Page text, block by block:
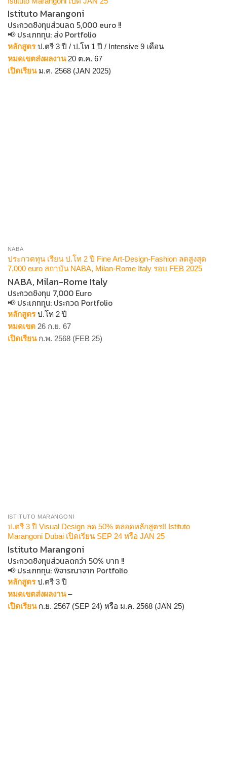
Istituto Marangoni
ประกวดชิงทุนส่วนลด 5,000 euro !!
📢 ประเภททุน: ส่ง Portfolio
หลักสูตรป.ตรี 3 ปี / ป.โท 1 ปี / Intensive 9 เดือน
หมดเขตส่งผลงาน 20 ต.ค. 67
เปิดเรียนม.ค. 2568 (JAN 2025)
NABA
ประกวดทุน เรียน ป.โท 2 ปี Fine Art-Design-Fashion ลดสูงสุด
7,000 euro สถาบัน NABA, Milan-Rome Italy รอบ FEB 2025
NABA, Milan-Rome Italy
ประกวดชิงทุน 7,000 Euro
📢 ประเภททุน​: ประกวด Portfolio
หลักสูตร ป.โท 2 ปี
หมดเขต 26 ก.ย. 67
เปิดเรียนก.พ. 2568 (FEB 25)
ISTITUTO MARANGONI
ป.ตรี 3 ปี Visual Design ลด 50% ตลอดหลักสูตร!! Istituto
Marangoni Dubai เปิดเรียน SEP 24 หรือ JAN 25
Istituto Marangoni
ประกวดชิงทุนส่วนลดกว่า 50% บาท !!
📢 ประเภททุน: พิจารณาจาก Portfolio
หลักสูตรป.ตรี 3 ปี
หมดเขตส่งผลงาน–
เปิดเรียนก.ย. 2567 (SEP 24) หรือ ม.ค. 2568 (JAN 25)